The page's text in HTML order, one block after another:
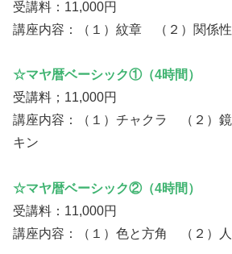
受講料：11,000円
講座内容：（１）紋章 （２）関係
☆マヤ暦ベーシック①（4時間）
受講料；11,000円
講座内容：（１）チャクラ （２）
キン
☆マヤ暦ベーシック②（4時間）
受講料：11,000円
講座内容：（１）色と方角 （２）